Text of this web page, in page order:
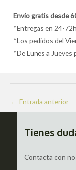
Envío gratis desde
*Entregas en 24-
*Los pedidos del
*De Lunes a Jueves
Navegación
de
← Entrada anterior
Tienes
Contacta con